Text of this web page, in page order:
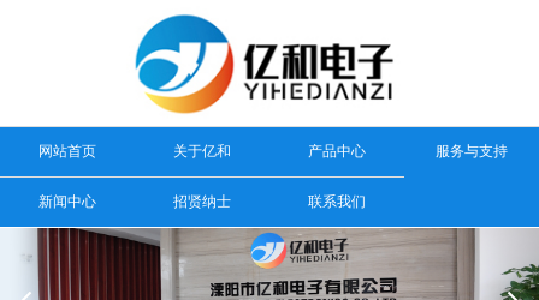
网站首页 关于亿和 产品中心 服务与支持
新闻中心 招贤纳士 联系我们